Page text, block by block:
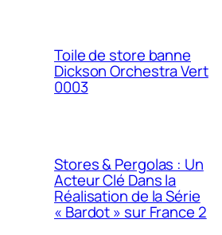
Toile de store banne
Dickson Orchestra Vert
0003
Stores & Pergolas : Un
Acteur Clé Dans la
Réalisation de la Série
« Bardot » sur France 2